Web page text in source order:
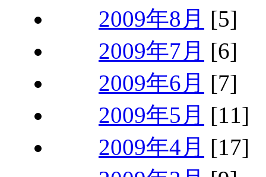
2009年8月 [5]
2009年7月 [6]
2009年6月 [7]
2009年5月 [11]
2009年4月 [17]